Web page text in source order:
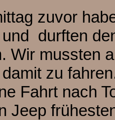
zuvor
durften
Wir mussten
zu
Fahrt nach
Jeep